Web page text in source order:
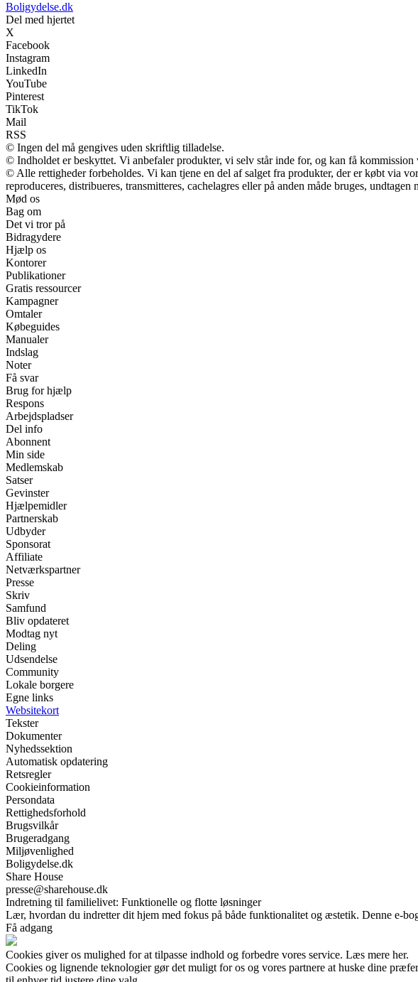
Boligydelse.dk
Del med hjertet
X
Facebook
Instagram
LinkedIn
YouTube
Pinterest
TikTok
Mail
RSS
© Ingen del må gengives uden skriftlig tilladelse.
© Indholdet er beskyttet. Vi anbefaler produkter, vi selv står inde for, og kan få kommission
© Alle rettigheder forbeholdes. Vi kan tjene en del af salget fra produkter, der er købt via
reproduceres, distribueres, transmitteres, cachelagres eller på anden måde bruges,
Mød os
Bag om
Det vi tror på
Bidragydere
Hjælp os
Kontorer
Publikationer
Gratis ressourcer
Kampagner
Omtaler
Købeguides
Manualer
Indslag
Noter
Få svar
Brug for hjælp
Respons
Arbejdspladser
Del info
Abonnent
Min side
Medlemskab
Satser
Gevinster
Hjælpemidler
Partnerskab
Udbyder
Sponsorat
Affiliate
Netværkspartner
Presse
Skriv
Samfund
Bliv opdateret
Modtag nyt
Deling
Udsendelse
Community
Lokale borgere
Egne links
Websitekort
Tekster
Dokumenter
Nyhedssektion
Automatisk opdatering
Retsregler
Cookieinformation
Persondata
Rettighedsforhold
Brugsvilkår
Brugeradgang
Miljøvenlighed
Boligydelse.dk
Share House
presse@sharehouse.dk
Indretning til familielivet: Funktionelle og flotte løsninger
Lær, hvordan du indretter dit hjem med fokus på både funktionalitet og æstetik. Denne e-
Få adgang
Cookies giver os mulighed for at tilpasse indhold og forbedre vores service. Læs mere her.
Cookies og lignende teknologier gør det muligt for os og vores partnere at huske dine